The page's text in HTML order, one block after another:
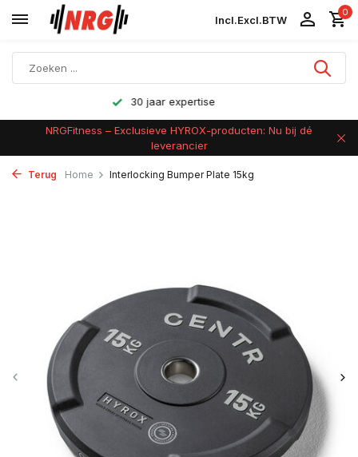
Incl.Excl.BTW
0
Achteraf betalen
NRGFitness – Exclusieve HYROX-producten: Nu bij dé
leverancier
Terug Home Interlocking Bumper Plate 15kg